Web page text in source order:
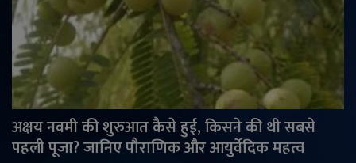
अक्षय नवमी की शुरुआत कैसे हुई, किसने की थी सबसे
पहली पूजा? जानिए पौराणिक और आयुर्वेदिक महत्व